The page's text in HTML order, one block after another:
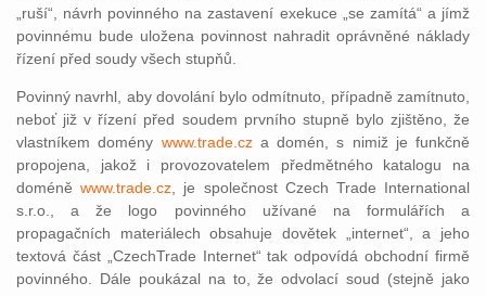
„ruší“, návrh povinného na zastavení exekuce „se zamítá“ a jímž
povinnému bude uložena povinnost nahradit oprávněné náklady
řízení před soudy všech stupňů.
Povinný navrhl, aby dovolání bylo odmítnuto, případně zamítnuto,
neboť již v řízení před soudem prvního stupně bylo zjištěno, že
vlastníkem domény www.trade.cza domén, s nimiž je funkčně
propojena, jakož i provozovatelem předmětného katalogu na
doméněwww.trade.cz , je společnost Czech Trade International
s.r.o., a že logo povinného užívané na formulářích a
propagačních materiálech obsahuje dovětek „internet“, a jeho
textová část „CzechTrade Internet“ tak odpovídá obchodní firmě
povinného. Dále poukázal na to, že odvolací soud (stejně jako